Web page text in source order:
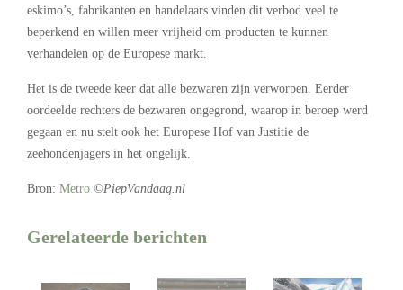
eskimo’s, fabrikanten en handelaars vinden dit verbod veel te
beperkend en willen meer vrijheid om producten te kunnen
verhandelen op de Europese markt.
Het is de tweede keer dat alle bezwaren zijn verworpen. Eerder
oordeelde rechters de bezwaren ongegrond, waarop in beroep werd
gegaan en nu stelt ook het Europese Hof van Justitie de
zeehondenjagers in het ongelijk.
Bron: Metro ©PiepVandaag.nl
Gerelateerde berichten